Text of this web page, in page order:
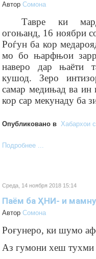
Автор Cомона
Тавре ки
огоњанд, 16 ноябри
Роѓун ба кор
мо бо њарфњои
наверо дар њаёти
кушод. Зеро
самар медињад ва
кор сар мекунаду ба
Опубликовано в Хабархои
Подробнее ...
Среда, 14 ноября 2018 15:14
Паём ба ҲНИ- и
Автор Cомона
Роғунеро, ки шумо
Аз гумони хеш тухми